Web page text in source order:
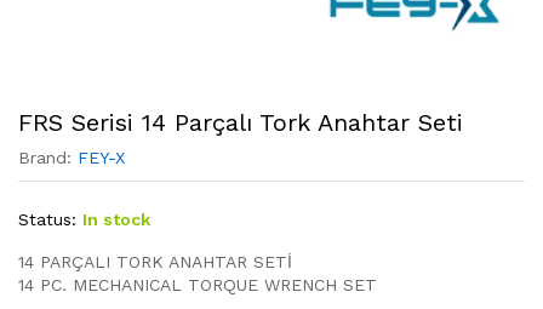
FRS Serisi 14 Parçalı Tork Anahtar Seti
Brand: FEY-X
Status: In stock
14 PARÇALI TORK ANAHTAR SETİ
14 PC. MECHANICAL TORQUE WRENCH SET